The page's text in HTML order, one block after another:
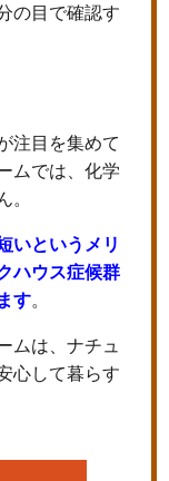
の目で確認す
注目を集めて
ムでは、化学
。
いというメリ
ハウス症候群
す。
ムは、ナチュ
心して暮らす